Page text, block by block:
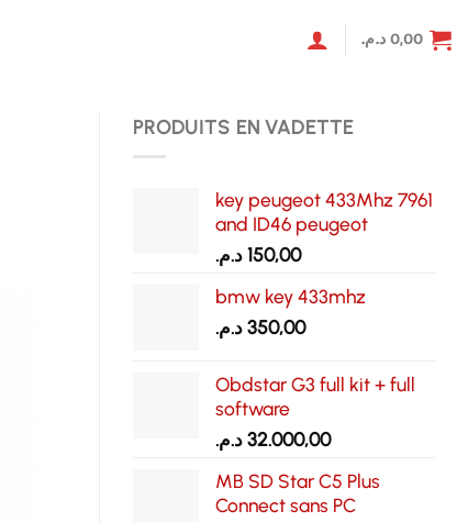
0,00 د.م.
PRODUITS EN VADETTE
key peugeot 433Mhz 7961
and ID46 peugeot
150,00د.م.
bmw key 433mhz
350,00د.م.
Obdstar G3 full kit + full
software
32.000,00د.م.
MB SD Star C5 Plus
Connect sans PC